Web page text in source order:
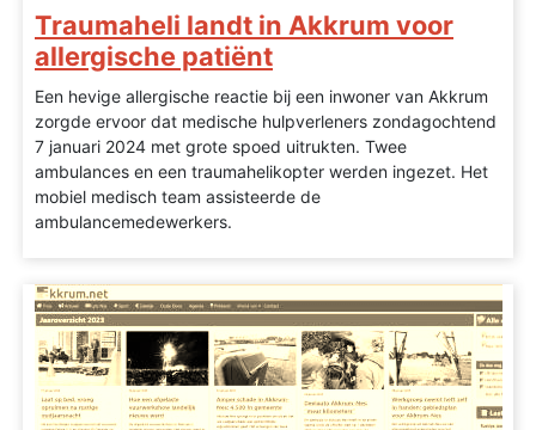
Traumaheli landt in Akkrum voor
allergische patiënt
Een hevige allergische reactie bij een inwoner van Akkrum
zorgde ervoor dat medische hulpverleners zondagochtend
7 januari 2024 met grote spoed uitrukten. Twee
ambulances en een traumahelikopter werden ingezet. Het
mobiel medisch team assisteerde de
ambulancemedewerkers.